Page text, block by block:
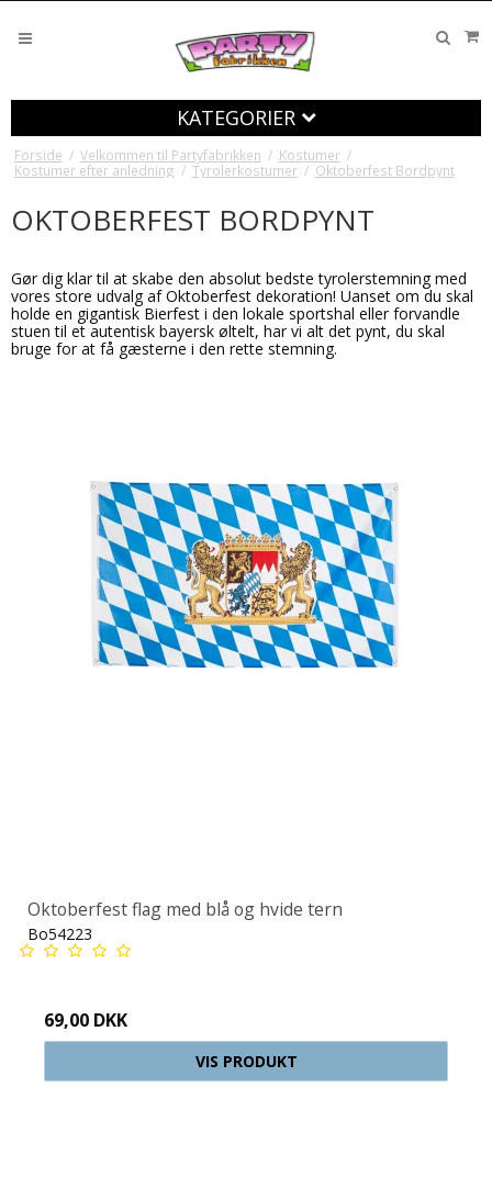
KATEGORIER
Forside / Velkommen til Partyfabrikken / Kostumer /
Kostumer efter anledning / Tyrolerkostumer / Oktoberfest Bordpynt
OKTOBERFEST BORDPYNT
Gør dig klar til at skabe den absolut bedste tyrolerstemning med
vores store udvalg af Oktoberfest dekoration! Uanset om du skal
holde en gigantisk Bierfest i den lokale sportshal eller forvandle
stuen til et autentisk bayersk øltelt, har vi alt det pynt, du skal
bruge for at få gæsterne i den rette stemning.
Oktoberfest flag med blå og hvide tern
Bo54223
69,00 DKK
VIS PRODUKT